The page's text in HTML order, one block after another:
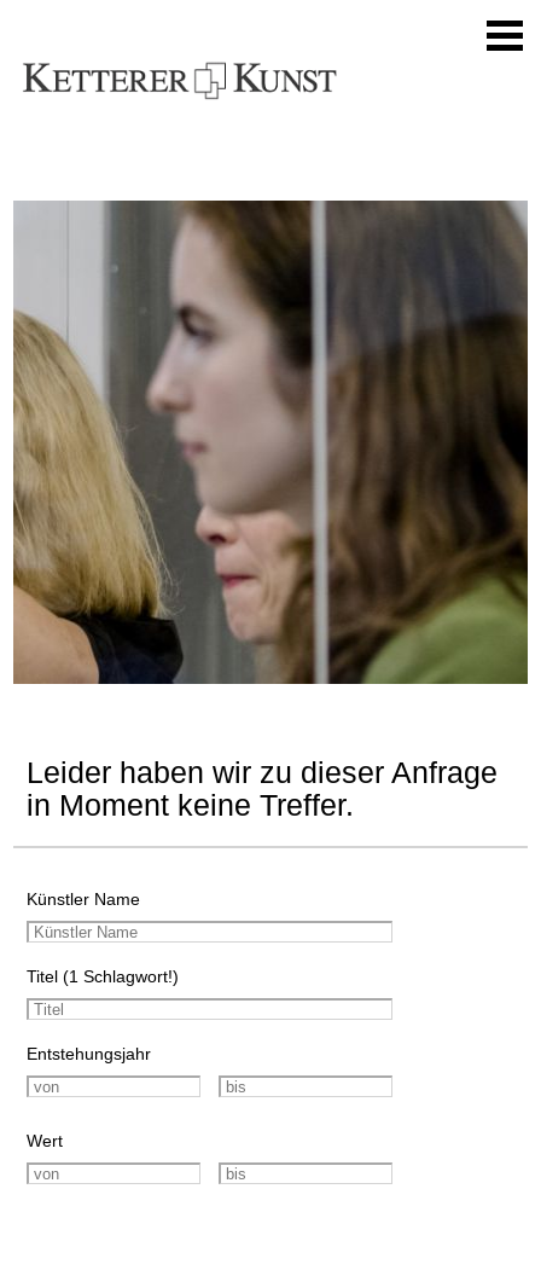
Leider haben wir zu dieser Anfrage
in Moment keine Treffer.
Künstler Name
Titel (1 Schlagwort!)
Entstehungsjahr
Wert